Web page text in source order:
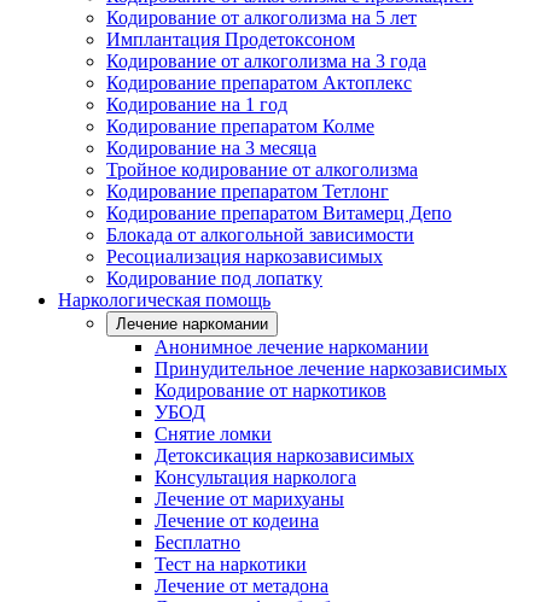
Кодирование от алкоголизма на 5 лет
Имплантация Продетоксоном
Кодирование от алкоголизма на 3 года
Кодирование препаратом Актоплекс
Кодирование на 1 год
Кодирование препаратом Колме
Кодирование на 3 месяца
Тройное кодирование от алкоголизма
Кодирование препаратом Тетлонг
Кодирование препаратом Витамерц Депо
Блокада от алкогольной зависимости
Ресоциализация наркозависимых
Кодирование под лопатку
Наркологическая помощь
Лечение наркомании
Анонимное лечение наркомании
Принудительное лечение наркозависимых
Кодирование от наркотиков
УБОД
Снятие ломки
Детоксикация наркозависимых
Консультация нарколога
Лечение от марихуаны
Лечение от кодеина
Бесплатно
Тест на наркотики
Лечение от метадона